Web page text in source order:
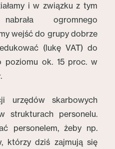
i w związku z tym
ogromnego
wejść do grupy dobrze
(lukę VAT) do
poziomu ok. 15 proc. w
urzędów skarbowych
strukturach personelu.
personelem, żeby np.
którzy dziś zajmują się